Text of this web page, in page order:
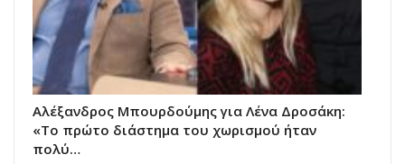
Αλέξανδρος Μπουρδούμης για Λένα Δροσάκη:
«Το πρώτο διάστημα του χωρισμού ήταν
πολύ…